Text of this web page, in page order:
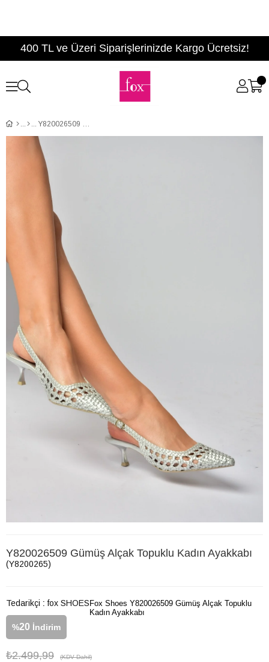
400 TL ve Üzeri Siparişlerinizde Kargo Ücretsiz!
Y820026509 Gümüş Alçak Topuklu Kadın Ayakkabı
Y820026509 Gümüş Alçak Topuklu Kadın Ayakkabı
(Y8200265)
Tedarikçi : fox SHOES
%20 İndirim
₺2.499,99 (KDV Dahil)
Fox Shoes Y820026509 Gümüş Alçak Topuklu
Kadın Ayakkabı